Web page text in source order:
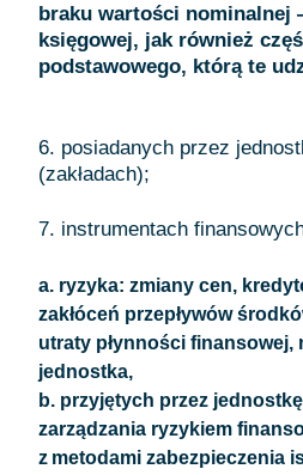
braku wartości
księgowej, jak również
podstawowego, którą te
6. posiadanych przez
(zakładach);
7. instrumentach
a. ryzyka: zmiany cen,
zakłóceń przepływów
utraty płynności finansowej,
jednostka,
b. przyjętych przez
zarządzania ryzykiem
z metodami zabezpieczenia